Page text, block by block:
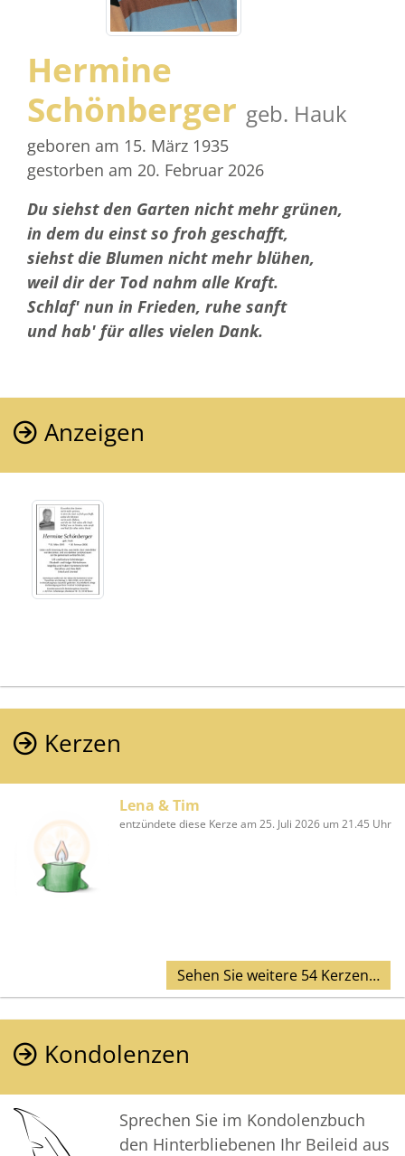
Hermine
Schönberger geb. Hauk
geboren am 15. März 1935
gestorben am 20. Februar 2026
Du siehst den Garten nicht mehr grünen,
in dem du einst so froh geschafft,
siehst die Blumen nicht mehr blühen,
weil dir der Tod nahm alle Kraft.
Schlaf' nun in Frieden, ruhe sanft
und hab' für alles vielen Dank.
Anzeigen
Kerzen
Lena & Tim
entzündete diese Kerze am 25. Juli 2026 um 21.45 Uhr
Sehen Sie weitere 54 Kerzen…
Kondolenzen
Sprechen Sie im Kondolenzbuch
den Hinterbliebenen Ihr Beileid aus